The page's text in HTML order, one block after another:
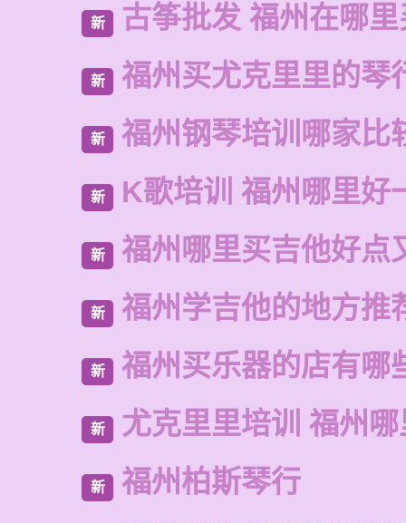
新 古筝批发 福州在哪
新 福州买尤克里里的琴
新 福州钢琴培训哪家比
新 K歌培训 福州哪里好
新 福州哪里买吉他好点
新 福州学吉他的地方推
新 福州买乐器的店有哪
新 尤克里里培训 福州
新 福州柏斯琴行